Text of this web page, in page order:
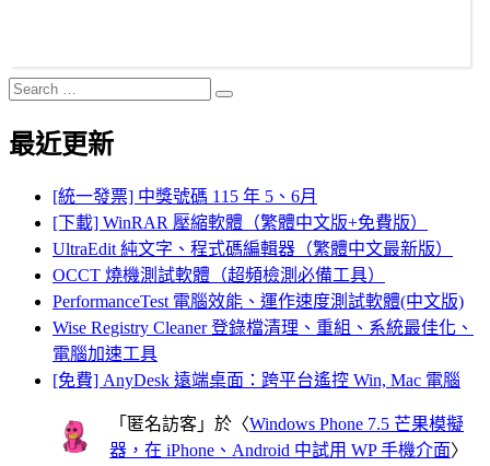
Search
for:
Search
最近更新
[統一發票] 中獎號碼 115 年 5、6月
[下載] WinRAR 壓縮軟體（繁體中文版+免費版）
UltraEdit 純文字、程式碼編輯器（繁體中文最新版）
OCCT 燒機測試軟體（超頻檢測必備工具）
PerformanceTest 電腦效能、運作速度測試軟體(中文版)
Wise Registry Cleaner 登錄檔清理、重組、系統最佳化、
電腦加速工具
[免費] AnyDesk 遠端桌面：跨平台遙控 Win, Mac 電腦
「 匿名訪客 」於〈Windows Phone 7.5 芒果模擬
器，在 iPhone、Android 中試用 WP 手機介面〉